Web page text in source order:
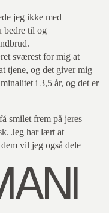
jeg ikke med
bedre til og
sværest for mig at
tjene, og det giver mig
i 3,5 år, og det er
smilet frem på jeres
Jeg har lært at
vil jeg også dele